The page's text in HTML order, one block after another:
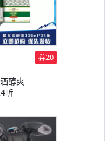
券20
醇爽
听